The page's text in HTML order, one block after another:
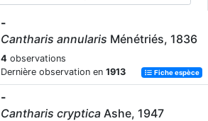
-
Cantharis annularis Ménétriés, 1836
4 observations
Dernière observation en 1913 Fiche espèce
-
Cantharis cryptica Ashe, 1947